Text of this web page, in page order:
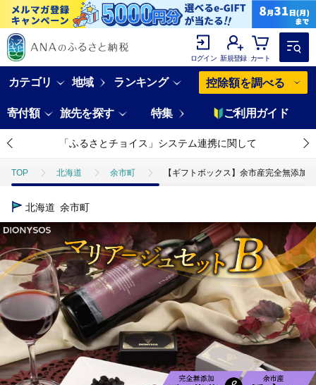
ログイン 新規登録 カート
カテゴリ 地域 ランキング 控除額を調べる
寄付額 旅先を探す 特集 ご利用ガイド
「ふるさとチョイス」システム連携に関して
TOP 北海道 余市町 【ギフトボックス】余市産完全無添
北海道 余市町